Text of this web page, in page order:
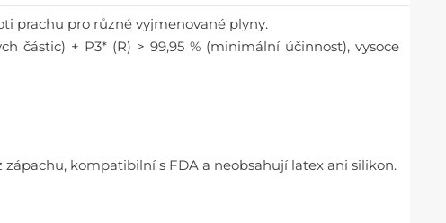
prachu pro různé vyjmenované plyny.
částic) + P3* (R) > 99,95 % (minimální účinnost), vysoce
kompatibilní s FDA a neobsahují latex ani silikon.